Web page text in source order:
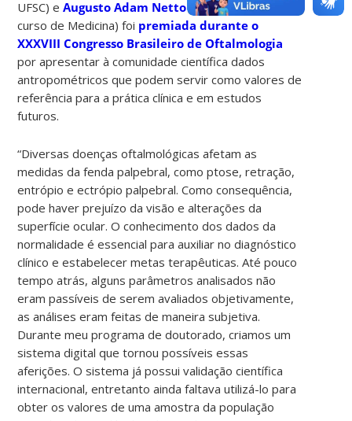
UFSC) eAugusto Adam Netto(professor titular do
curso de Medicina) foi premiada durante o
XXXVIII Congresso Brasileiro de Oftalmologia
por apresentar à comunidade científica dados
antropométricos que podem servir como valores de
referência para a prática clínica e em estudos
futuros.
“Diversas doenças oftalmológicas afetam as
medidas da fenda palpebral, como ptose, retração,
entrópio e ectrópio palpebral. Como consequência,
pode haver prejuízo da visão e alterações da
superfície ocular. O conhecimento dos dados da
normalidade é essencial para auxiliar no diagnóstico
clínico e estabelecer metas terapêuticas. Até pouco
tempo atrás, alguns parâmetros analisados não
eram passíveis de serem avaliados objetivamente,
as análises eram feitas de maneira subjetiva.
Durante meu programa de doutorado, criamos um
sistema digital que tornou possíveis essas
aferições. O sistema já possui validação científica
internacional, entretanto ainda faltava utilizá-lo para
obter os valores de uma amostra da população